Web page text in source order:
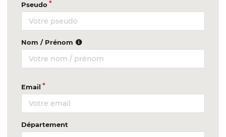
Pseudo
Nom / Prénom
Email
Département